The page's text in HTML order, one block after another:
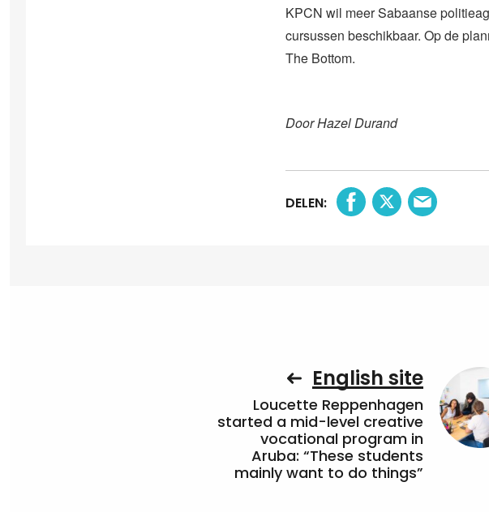
KPCN wil meer Sabaanse
cursussen beschikbaar. Op de
The Bottom.
Door Hazel Durand
DELEN:
English site
Loucette Reppenhagen
started a mid-level creative
vocational program in
Aruba: “These students
mainly want to do things”